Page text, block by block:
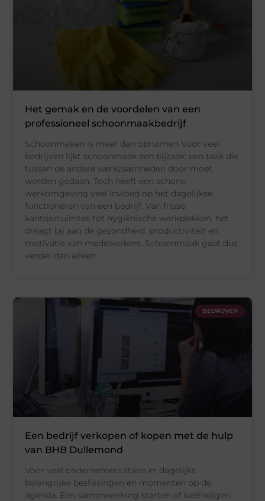
Het gemak en de voordelen van een
professioneel schoonmaakbedrijf
Schoonmaken is meer dan opruimen Voor veel
bedrijven lijkt schoonmaak een bijzaak: een taak die
tussen de andere werkzaamheden door moet
worden gedaan. Toch heeft een schone
werkomgeving veel invloed op het dagelijkse
functioneren van een bedrijf. Van frisse
kantoorruimtes tot hygiënische werkplekken, het
draagt bij aan de gezondheid, productiviteit en
motivatie van medewerkers. Schoonmaak gaat dus
verder dan alleen
BEDRIJVEN
Een bedrijf verkopen of kopen met de hulp
van BHB Dullemond
Voor veel ondernemers staan er dagelijks
belangrijke beslissingen en momenten op de
agenda. Een samenwerking starten of beëindigen